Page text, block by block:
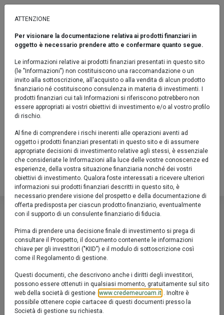
TEMATICI
Euromobiliare Franklin Future Tech
Leaders
Fondo / Azionari / Indicatore sintetico di rischio: 6
Confronta
Prodotto chiuso al collocamento
IT0005559007
Valore Quota al 04/08/2026:7,1440 €
Euromobiliare Franklin Future
Fondo / Azionari / Indicatore sintetico di
Confronta Fact sheet Prodotto chiuso al collocamento
IT0005559007
Valore Quota al 04/08/2026:7,1440 €
Descrizione
Il Fondo Euromobiliare Franklin Future Tech Leaders ha
l'obiettivo di accrescere gradualmente il valore del
capitale investito nell’arco di un orizzonte temporale
predefinito (dicembre 2031) attraverso una gestione
attiva di tipo flessibile.
Il Fondo investe almeno il 70% dell’attivo in strumenti
finanziari di tipo azionario e almeno il 40% in azioni di
ATTENZIONE
Per visionare la documentazione relativa ai prodotti finanziari in
oggetto è necessario prendere atto e confermare quanto segue.
Le informazioni relative ai prodotti finanziari presentati in questo sito
(le "Informazioni") non costituiscono una raccomandazione o un
invito alla sottoscrizione, all'acquisto o alla vendita di alcun prodotto
finanziario né costituiscono consulenza in materia di investimenti. I
prodotti finanziari cui tali Informazioni si riferiscono potrebbero non
essere appropriati ai vostri obiettivi di investimento e/o al vostro profilo
di rischio.
Al fine di comprendere i rischi inerenti alle operazioni aventi ad
oggetto i prodotti finanziari presentati in questo sito e di assumere
appropriate decisioni di investimento relative agli stessi, è essenziale
che consideriate le Informazioni alla luce delle vostre conoscenze ed
esperienze, della vostra situazione finanziaria nonché dei vostri
obiettivi di investimento. Qualora foste interessati a ricevere ulteriori
informazioni sui prodotti finanziari descritti in questo sito, è
necessario prendere visione del prospetto e della documentazione di
offerta predisposta per ciascun prodotto finanziario, eventualmente
con il supporto di un consulente finanziario di fiducia.
Prima di prendere una decisione finale di investimento si prega di
consultare il Prospetto, il documento contenente le informazioni
chiave per gli investitori ("KIID") e il modulo di sottoscrizione così
come il Regolamento di gestione.
Questi documenti, che descrivono anche i diritti degli investitori,
possono essere ottenuti in qualsiasi momento, gratuitamente sul sito
web della società di gestione ( www.credemeuroam.it ). Inoltre è
possibile ottenere copie cartacee di questi documenti presso la
Società di gestione su richiesta.